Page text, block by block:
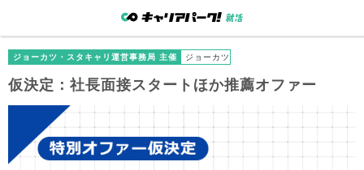
ジョーカツ・スタキャリ運営事務局 主催 ジョーカツ
仮決定：社長面接スタートほか推薦オファー